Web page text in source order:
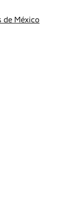
de México